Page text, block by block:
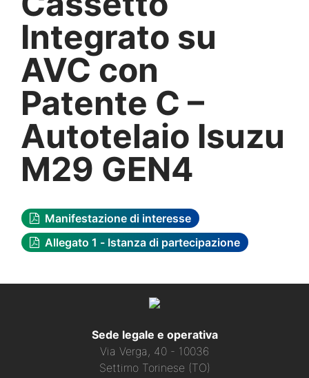
Integrato su
AVC con
Patente C –
Autotelaio Isuzu
M29 GEN4
Manifestazione di interesse
Allegato 1 - Istanza di partecipazione
Sede legale e operativa
Via Verga, 40 - 10036
Settimo Torinese (TO)